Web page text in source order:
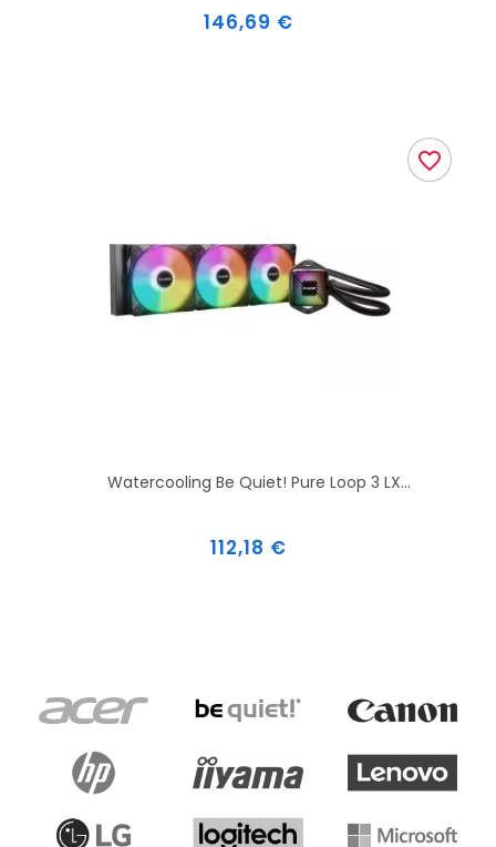
Prix
146,69 €
Watercooling Be Quiet! Pure Loop 3 LX...
Prix
112,18 €
favorite_border